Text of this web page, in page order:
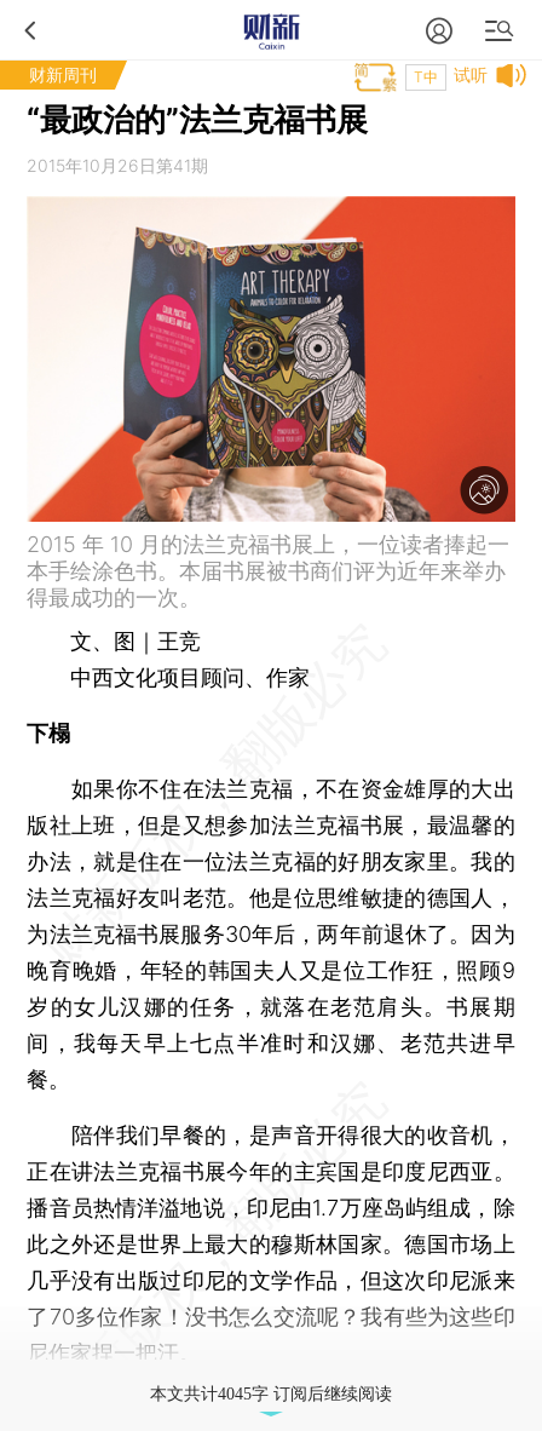
财新周刊 试听
T中
“最政治的”法兰克福书展
2015年10月26日第41期
2015 年 10 月的法兰克福书展上，一位读者捧起一
本手绘涂色书。本届书展被书商们评为近年来举办
得最成功的一次。
文、图｜王竞
中西文化项目顾问、作家
下榻
如果你不住在法兰克福，不在资金雄厚的大出
版社上班，但是又想参加法兰克福书展，最温馨的
办法，就是住在一位法兰克福的好朋友家里。我的
法兰克福好友叫老范。他是位思维敏捷的德国人，
为法兰克福书展服务30年后，两年前退休了。因为
晚育晚婚，年轻的韩国夫人又是位工作狂，照顾9
岁的女儿汉娜的任务，就落在老范肩头。书展期
间，我每天早上七点半准时和汉娜、老范共进早
餐。
陪伴我们早餐的，是声音开得很大的收音机，
正在讲法兰克福书展今年的主宾国是印度尼西亚。
播音员热情洋溢地说，印尼由1.7万座岛屿组成，除
此之外还是世界上最大的穆斯林国家。德国市场上
几乎没有出版过印尼的文学作品，但这次印尼派来
了70多位作家！没书怎么交流呢？我有些为这些印
尼作家捏一把汗。
本文共计4045字 订阅后继续阅读